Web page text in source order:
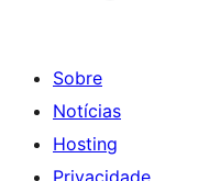
Sobre
Notícias
Hosting
Privacidade